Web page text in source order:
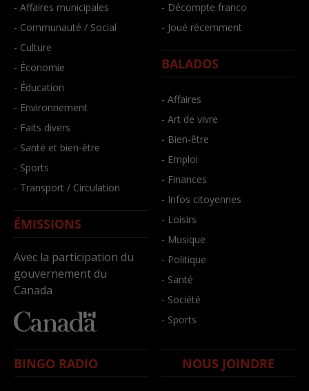
- Affaires municipales
- Communauté / Social
- Culture
- Économie
- Éducation
- Environnement
- Faits divers
- Santé et bien-être
- Sports
- Transport / Circulation
ÉMISSIONS
Avec la participation du
gouvernement du
Canada
- Décompte franco
- Joué récemment
BALADOS
- Affaires
- Art de vivre
- Bien-être
- Emploi
- Finances
- Infos citoyennes
- Loisirs
- Musique
- Politique
- Santé
- Société
- Sports
BINGO RADIO NOUS JOINDRE